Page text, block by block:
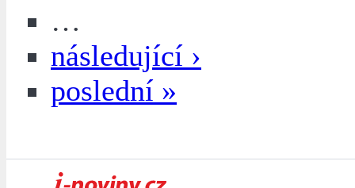
…
následující ›
poslední »